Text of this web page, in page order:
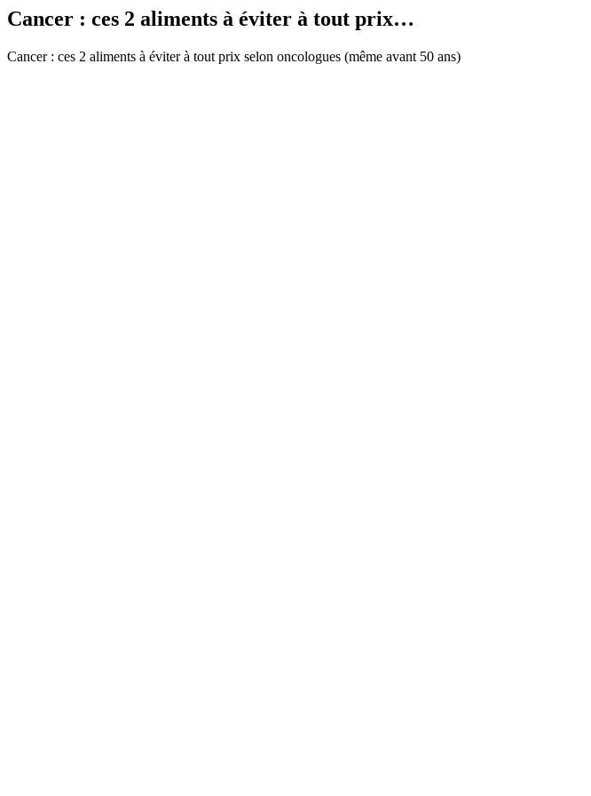
Cancer : ces 2 aliments à éviter à tout prix…
Cancer : ces 2 aliments à éviter à tout prix selon oncologues (même avant 50 ans)